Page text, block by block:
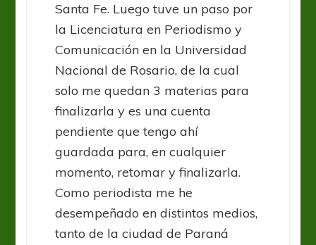
Santa Fe. Luego tuve un paso por
la Licenciatura en Periodismo y
Comunicación en la Universidad
Nacional de Rosario, de la cual
solo me quedan 3 materias para
finalizarla y es una cuenta
pendiente que tengo ahí
guardada para, en cualquier
momento, retomar y finalizarla.
Como periodista me he
desempeñado en distintos medios,
tanto de la ciudad de Paraná